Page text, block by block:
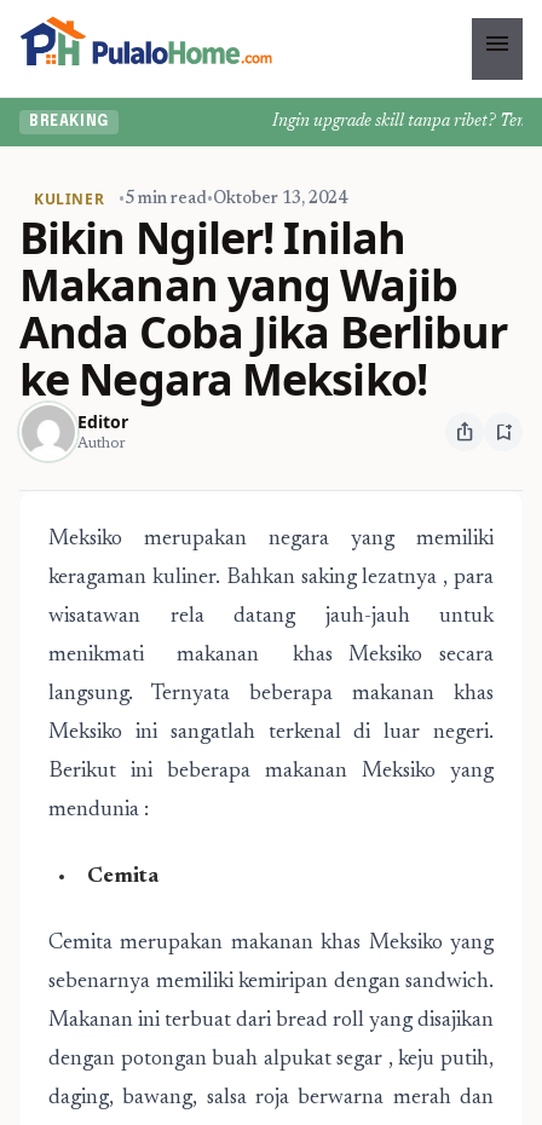
menu
BREAKING Ingin upgrade skill tanpa ribet?
KULINER •5 min read•Oktober 13, 2024
Bikin Ngiler! Inilah
Makanan yang Wajib
Anda Coba Jika Berlibur
ke Negara Meksiko!
Editor
Author ios_share bookmark_add
Meksiko merupakan negara yang memiliki
keragaman kuliner. Bahkan saking lezatnya , para
wisatawan rela datang jauh-jauh untuk
menikmati makanan khas Meksiko secara
langsung. Ternyata beberapa makanan khas
Meksiko ini sangatlah terkenal di luar negeri.
Berikut ini beberapa makanan Meksiko yang
mendunia :
Cemita
Cemita merupakan makanan khas Meksiko yang
sebenarnya memiliki kemiripan dengan sandwich.
Makanan ini terbuat dari bread roll yang disajikan
dengan potongan buah alpukat segar , keju putih,
daging, bawang, salsa roja berwarna merah dan